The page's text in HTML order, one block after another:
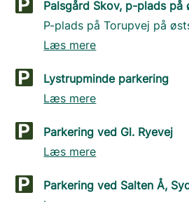
Palsgård Skov, p-plads på
P-plads på Torupvej på
Læs mere
Lystrupminde parkering
Læs mere
Parkering ved Gl. Ryevej
Læs mere
Parkering ved Salten Å,